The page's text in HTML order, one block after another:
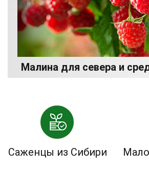
Малина для севера и
Саженцы из Сибири